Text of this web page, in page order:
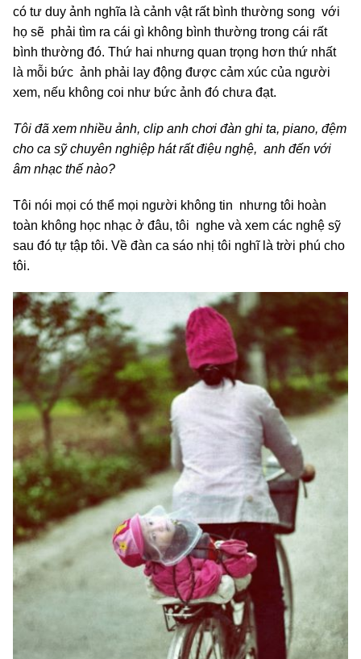
có tư duy ảnh nghĩa là cảnh vật rất bình thường song với
họ sẽ phải tìm ra cái gì không bình thường trong cái rất
bình thường đó. Thứ hai nhưng quan trọng hơn thứ nhất
là mỗi bức ảnh phải lay động được cảm xúc của người
xem, nếu không coi như bức ảnh đó chưa đạt.
Tôi đã xem nhiều ảnh, clip anh chơi đàn ghi ta, piano, đệm
cho ca sỹ chuyên nghiệp hát rất điệu nghệ, anh đến với
âm nhạc thế nào?
Tôi nói mọi có thể mọi người không tin nhưng tôi hoàn
toàn không học nhạc ở đâu, tôi nghe và xem các nghệ sỹ
sau đó tự tập tôi. Về đàn ca sáo nhị tôi nghĩ là trời phú cho
tôi.